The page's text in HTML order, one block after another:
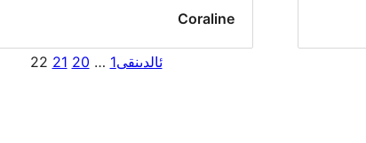
Coraline
ئالدىنقى1
…
20
21
22